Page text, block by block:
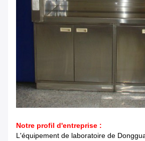
Notre profil d'entreprise :
L'équipement de laboratoire de